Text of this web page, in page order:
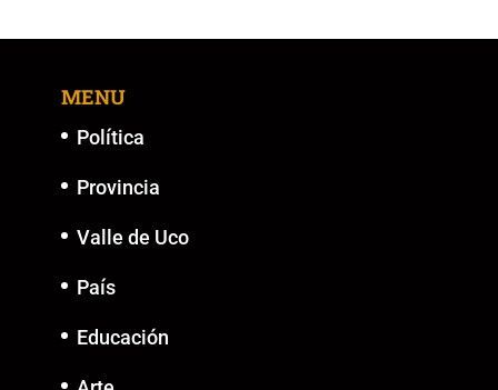
MENU
Política
Provincia
Valle de Uco
País
Educación